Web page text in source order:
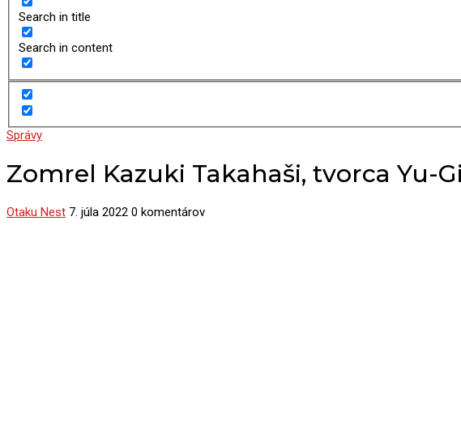
Search in title
Search in content
Správy
Zomrel Kazuki Takahaši, tvorca Yu-
Otaku Nest 7. júla 2022 0 komentárov